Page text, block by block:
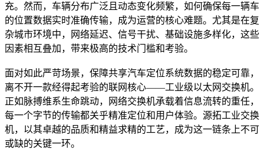
充。然而，车辆分布广泛且动态变化频繁，如何确保每一辆车
的位置数据实时准确传输，成为运营的核心难题。尤其是在复
杂城市环境中，网络延迟、信号干扰、基础设施多样化，这些
因素相互叠加，带来极高的技术门槛和考验。
面对如此严苛场景，保障共享汽车定位系统数据的稳定可靠，
离不开一款经得起考验的联网核心——工业级以太网交换机。
正如脉搏维系生命跳动，网络交换机承载着信息流转的重任，
每一个字节的传输都关乎精准定位和用户体验。源拓工业交换
机，以其卓越的品质和精益求精的工艺，成为这一链条上不可
或缺的关键一环。